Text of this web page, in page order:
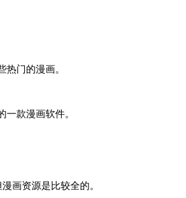
门的漫画。
款漫画软件。
画资源是比较全的。